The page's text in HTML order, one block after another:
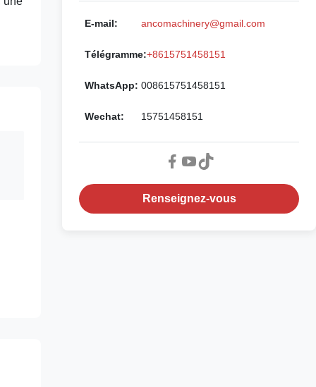
E-mail: ancomachinery@gmail.com
Télégramme:+8615751458151
WhatsApp: 008615751458151
Wechat: 15751458151
Renseignez-vous